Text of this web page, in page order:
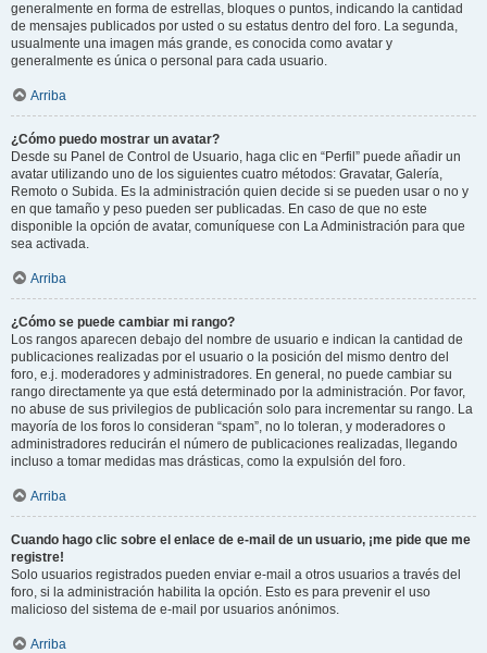
generalmente en forma de estrellas, bloques o puntos, indicando la cantidad
de mensajes publicados por usted o su estatus dentro del foro. La segunda,
usualmente una imagen más grande, es conocida como avatar y
generalmente es única o personal para cada usuario.
Arriba
¿Cómo puedo mostrar un avatar?
Desde su Panel de Control de Usuario, haga clic en “Perfil” puede añadir un
avatar utilizando uno de los siguientes cuatro métodos: Gravatar, Galería,
Remoto o Subida. Es la administración quien decide si se pueden usar o no y
en que tamaño y peso pueden ser publicadas. En caso de que no este
disponible la opción de avatar, comuníquese con La Administración para que
sea activada.
Arriba
¿Cómo se puede cambiar mi rango?
Los rangos aparecen debajo del nombre de usuario e indican la cantidad de
publicaciones realizadas por el usuario o la posición del mismo dentro del
foro, e.j. moderadores y administradores. En general, no puede cambiar su
rango directamente ya que está determinado por la administración. Por favor,
no abuse de sus privilegios de publicación solo para incrementar su rango. La
mayoría de los foros lo consideran “spam”, no lo toleran, y moderadores o
administradores reducirán el número de publicaciones realizadas, llegando
incluso a tomar medidas mas drásticas, como la expulsión del foro.
Arriba
Cuando hago clic sobre el enlace de e-mail de un usuario, ¡me pide que me
registre!
Solo usuarios registrados pueden enviar e-mail a otros usuarios a través del
foro, si la administración habilita la opción. Esto es para prevenir el uso
malicioso del sistema de e-mail por usuarios anónimos.
Arriba